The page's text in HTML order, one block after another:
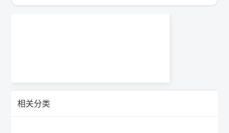
相关分类